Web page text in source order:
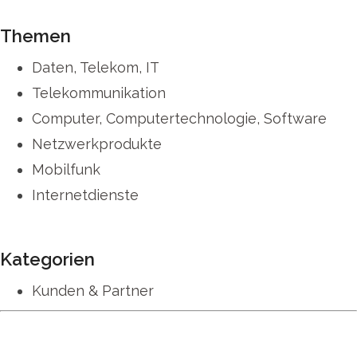
Themen
Daten, Telekom, IT
Telekommunikation
Computer, Computertechnologie, Software
Netzwerkprodukte
Mobilfunk
Internetdienste
Kategorien
Kunden & Partner